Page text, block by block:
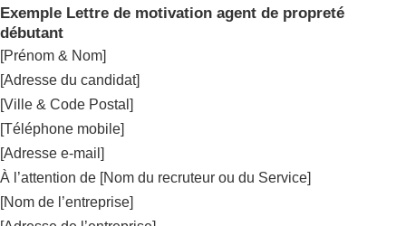
Exemple Lettre de motivation agent de propreté
débutant
[Prénom & Nom]
[Adresse du candidat]
[Ville & Code Postal]
[Téléphone mobile]
[Adresse e-mail]
À l’attention de [Nom du recruteur ou du Service]
[Nom de l’entreprise]